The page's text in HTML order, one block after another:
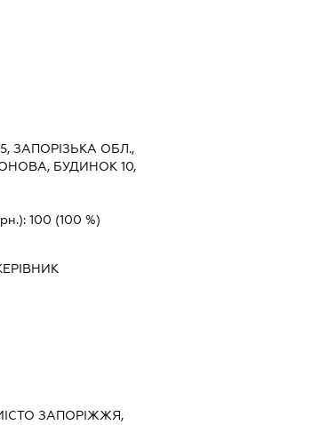
ЗАПОРІЗЬКА ОБЛ.,
БУДИНОК 10,
100 (100 %)
ЗАПОРІЖЖЯ,